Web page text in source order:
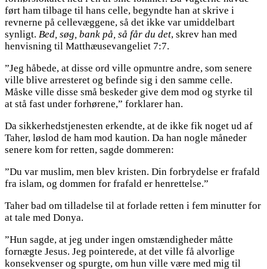
ført ham tilbage til hans celle, begyndte han at skrive i
revnerne på cellevæggene, så det ikke var umiddelbart
synligt. Bed, søg, bank på, så får du det, skrev han med
henvisning til Matthæusevangeliet 7:7.
”Jeg håbede, at disse ord ville opmuntre andre, som senere
ville blive arresteret og befinde sig i den samme celle.
Måske ville disse små beskeder give dem mod og styrke til
at stå fast under forhørene,” forklarer han.
Da sikkerhedstjenesten erkendte, at de ikke fik noget ud af
Taher, løslod de ham mod kaution. Da han nogle måneder
senere kom for retten, sagde dommeren:
”Du var muslim, men blev kristen. Din forbrydelse er frafald
fra islam, og dommen for frafald er henrettelse.”
Taher bad om tilladelse til at forlade retten i fem minutter for
at tale med Donya.
”Hun sagde, at jeg under ingen omstændigheder måtte
fornægte Jesus. Jeg pointerede, at det ville få alvorlige
konsekvenser og spurgte, om hun ville være med mig til